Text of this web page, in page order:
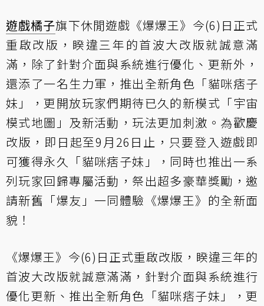
遊戲橘子旗下休閒遊戲《爆爆王》今(6)日正式
重啟改版，睽違三年的首波大改版就誠意滿
滿，除了針對介面與系統進行優化、更新外，
還添了一名生力軍，推出全新角色「貓咪痞子
妹」，更開放玩家們期待已久的新模式「宇宙
模式地圖」及新活動，玩法更加刺激。為歡慶
改版，即日起至9月26日止，只要登入遊戲即
可獲得永久「貓咪痞子妹」，同時也推出一系
列玩家回歸專屬活動，祭出超多豪華獎勵，邀
請新舊「爆友」一同體驗《爆爆王》的全新面
貌！
《爆爆王》今(6)日正式重啟改版，睽違三年的
首波大改版就誠意滿滿，針對介面與系統進行
優化更新、推出全新角色「貓咪痞子妹」，更